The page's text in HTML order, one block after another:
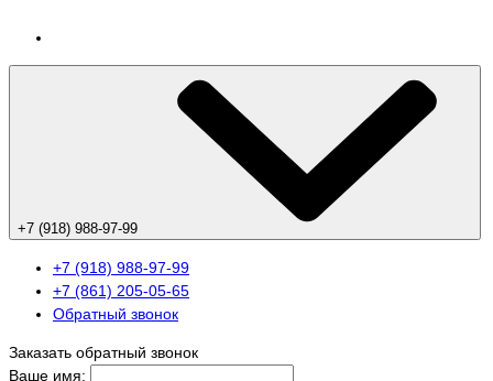
+7 (918) 988-97-99
+7 (918) 988-97-99
+7 (861) 205-05-65
Обратный звонок
Заказать обратный звонок
Ваше имя: